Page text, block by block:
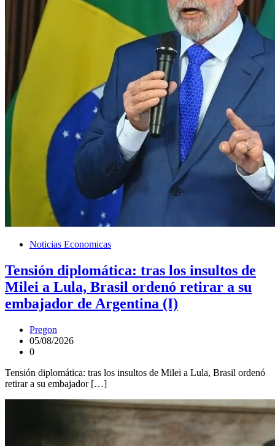
Noticias Economicas
Tensión diplomática: tras los insultos de
Milei a Lula, Brasil ordenó retirar a su
embajador de Argentina (I)
Pregon
05/08/2026
0
Tensión diplomática: tras los insultos de Milei a Lula, Brasil ordenó
retirar a su embajador […]